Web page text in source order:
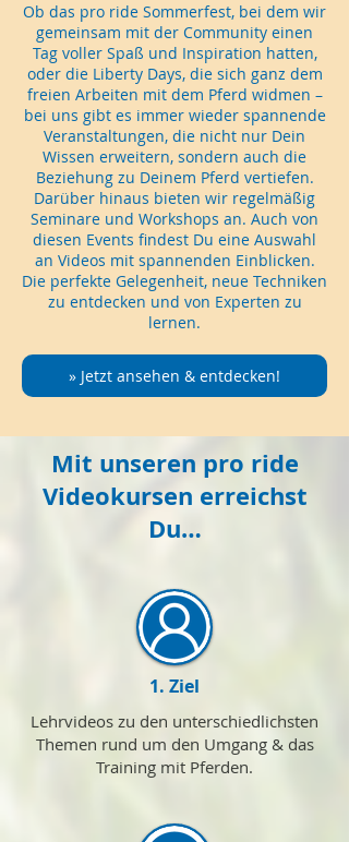
Ob das pro ride Sommerfest, bei dem wir
gemeinsam mit der Community einen
Tag voller Spaß und Inspiration hatten,
oder die Liberty Days, die sich ganz dem
freien Arbeiten mit dem Pferd widmen –
bei uns gibt es immer wieder spannende
Veranstaltungen, die nicht nur Dein
Wissen erweitern, sondern auch die
Beziehung zu Deinem Pferd vertiefen.
Darüber hinaus bieten wir regelmäßig
Seminare und Workshops an. Auch von
diesen Events findest Du eine Auswahl
an Videos mit spannenden Einblicken.
Die perfekte Gelegenheit, neue Techniken
zu entdecken und von Experten zu
lernen.
» Jetzt ansehen & entdecken!
Mit unseren pro ride
Videokursen erreichst
Du…
1. Ziel
Lehrvideos zu den unterschiedlichsten
Themen rund um den Umgang & das
Training mit Pferden.